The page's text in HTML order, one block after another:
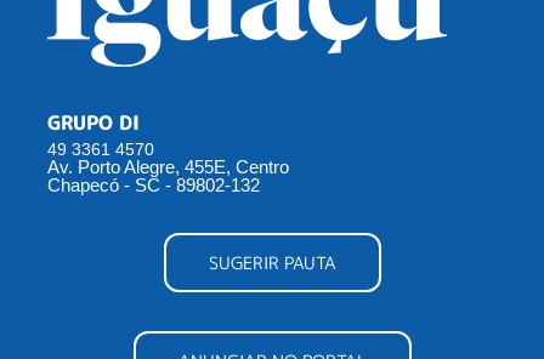
GRUPO DI
49 3361 4570
Av. Porto Alegre, 455E, Centro
Chapecó - SC - 89802-132
SUGERIR PAUTA